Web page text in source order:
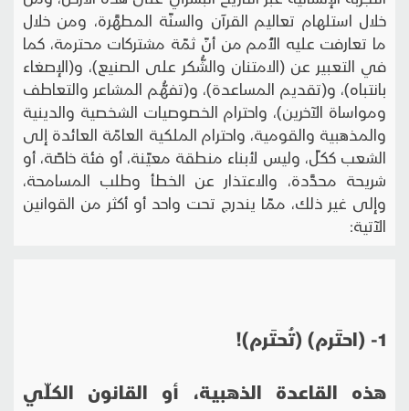
خلال استلهام تعاليم القرآن والسنّة المطهَّرة، ومن خلال
ما تعارفت عليه الأُمم من أنّ ثمّة مشتركات محترمة، كما
في التعبير عن (الامتنان والشُّكر على الصنيع)، و(الإصغاء
بانتباه)، و(تقديم المساعدة)، و(تفهُّم المشاعر والتعاطف
ومواساة الآخرين)، واحترام الخصوصيات الشخصية والدينية
والمذهبية والقومية، واحترام الملكية العامّة العائدة إلى
الشعب ككلّ، وليس لأبناء منطقة معيّنة، أو فئة خاصّة، أو
شريحة محدَّدة، والاعتذار عن الخطأ وطلب المسامحة،
وإلى غير ذلك، ممّا يندرج تحت واحد أو أكثر من القوانين
الآتية:
1- (احتَرم) (تُحتَرم)!
هذه القاعدة الذهبية، أو القانون الكلّي